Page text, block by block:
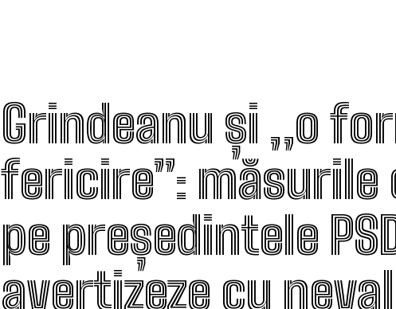
Grindeanu și „o
fericire”: măsurile
pe președintele
avertizeze cu